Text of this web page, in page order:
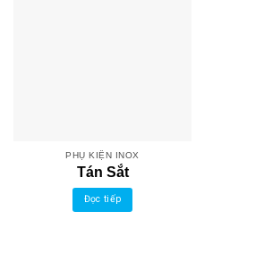
PHỤ KIỆN INOX
Tán Sắt
Đọc tiếp